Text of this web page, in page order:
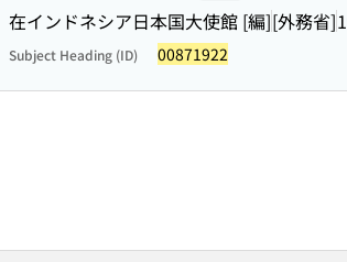
在インドネシア日本国大使館 [編][外務省]
Subject Heading (ID) 00871922